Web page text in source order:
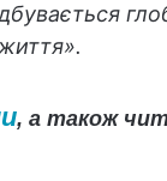
, а також